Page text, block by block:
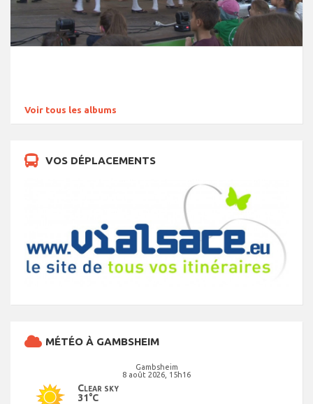
Voir tous les albums
VOS DÉPLACEMENTS
MÉTÉO À GAMBSHEIM
Gambsheim
8 août 2026, 15h16
Clear sky
31°C